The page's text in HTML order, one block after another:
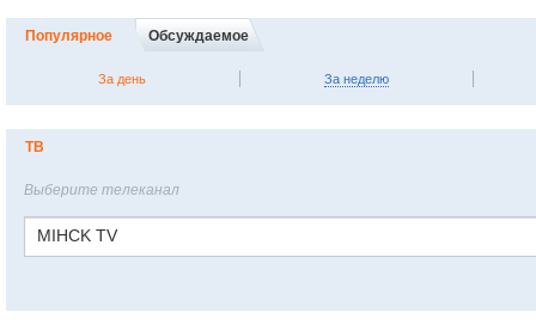
Популярное Обсуждаемое
За день За неделю
ТВ
Выберите телеканал
MIHCK TV